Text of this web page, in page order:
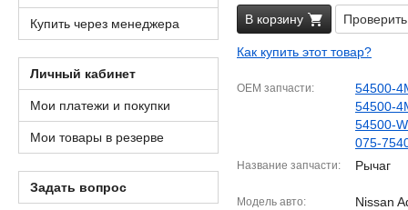
В корзину
Как купить этот товар?
OEM запчасти
54500-
54500-
54500-
075-
Название запчасти Рычаг
Модель авто Nissan
Купить через менеджера
Личный кабинет
Мои платежи и покупки
Мои товары в резерве
Задать вопрос